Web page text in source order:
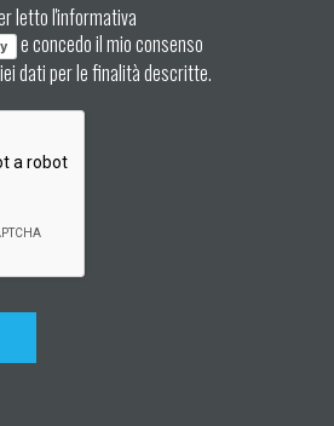
letto l'informativa
e concedo il mio consenso
dati per le finalità descritte.